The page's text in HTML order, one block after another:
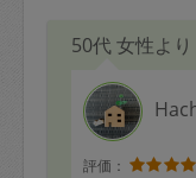
50代 女性より
評価：